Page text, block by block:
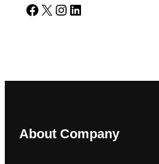
Facebook X Instagram LinkedIn
About Company